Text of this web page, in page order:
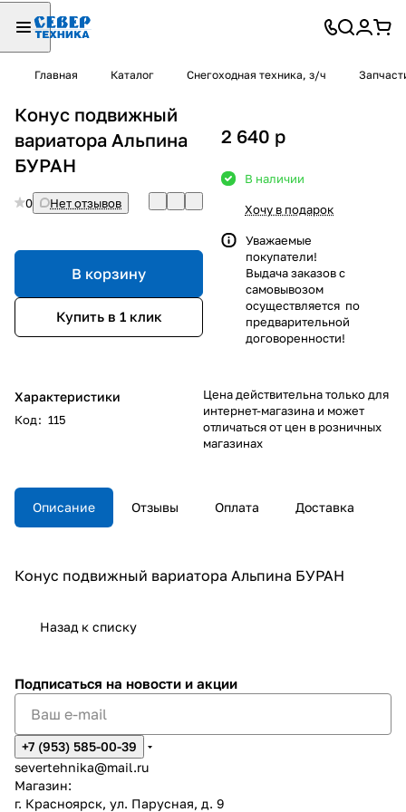
Главная Каталог Снегоходная техника, з/ч
Конус подвижный
вариатора Альпина
БУРАН
0 Нет отзывов
В корзину
Купить в 1 клик
Характеристики
Код: 115
2 640 p
В наличии
Хочу в подарок
Уважаемые
покупатели!
Выдача заказов с
самовывозом
осуществляется по
предварительной
договоренности!
Цена действительна только для
интернет-магазина и может
отличаться от цен в розничных
магазинах
Описание Отзывы Оплата Доставка
Конус подвижный вариатора Альпина БУРАН
Назад к списку
Подписаться на новости и акции
+7 (953) 585-00-39
severtehnika@mail.ru
Магазин:
г. Красноярск, ул. Парусная, д. 9